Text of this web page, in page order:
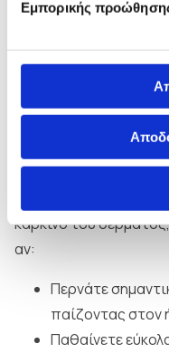
Εμπορικής
Οποιοσδήποτε
δέρματος,
ορισμένες ομάδες
συχνότερα. Πριν από
καρκίνος του
Μετά τα 50, είναι πιο
Παρόλο που
καρκίνο του
αν:
Περνάτε
παίζοντας στον
Παθαίνετε